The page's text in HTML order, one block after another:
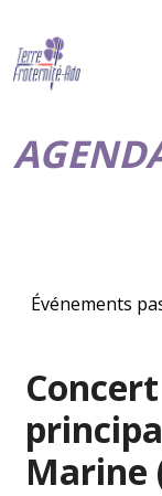
Événements
Marine